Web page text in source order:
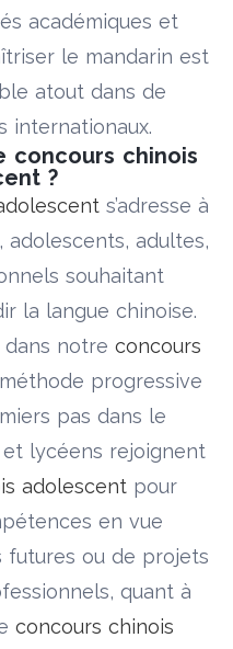
académiques et
le mandarin est
atout dans de
internationaux.
concours chinois
?
s’adresse à
adultes,
souhaitant
la langue chinoise.
notre concours
progressive
pas dans le
lycéens rejoignent
adolescent pour
en vue
futures ou de projets
quant à
concours chinois